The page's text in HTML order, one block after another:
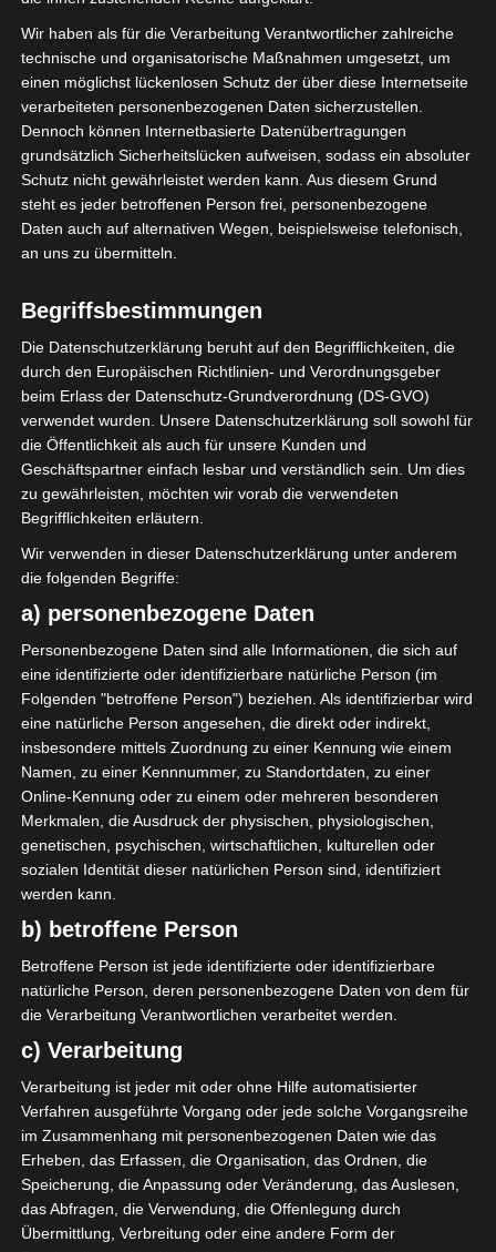
20 Sep. 2025-15:30
Meisterschaft Tunesien 2025/2026 - Ligue 2
- Ligue 2 - Gruppe A| Spieltag 1
Halbzeit: 0-0
Baâth sportif de
Bou Hajla (BSB) 1
Stade Africain de
Menzel Bourguiba
(SAMB) 0
ENDERGEBNIS
Stade Municipal Bouhajla
TORE
Tor
M. Nasri
81'
AUFSTELLUNGEN
Baâth sportif de Bou Hajla (BSB)
M M. Nasri 81'
Stade Africain de Menzel Bourguiba (SAMB)
Croissant sportif de M’saken (CSM) – Association
Megrine Sport (AMS)
Union sportive de Bousalem (USB) – Union Sportiv
e de Tataouine (UST)
Die nächsten Begegnungen
SPIELTAG 1
Wir haben als für die Verarbeitung Verantwortlicher zahlreiche
technische und organisatorische Maßnahmen umgesetzt, um
einen möglichst lückenlosen Schutz der über diese Internetseite
verarbeiteten personenbezogenen Daten sicherzustellen.
Dennoch können Internetbasierte Datenübertragungen
grundsätzlich Sicherheitslücken aufweisen, sodass ein absoluter
Schutz nicht gewährleistet werden kann. Aus diesem Grund
steht es jeder betroffenen Person frei, personenbezogene
Daten auch auf alternativen Wegen, beispielsweise telefonisch,
an uns zu übermitteln.
Begriffsbestimmungen
Die Datenschutzerklärung beruht auf den Begrifflichkeiten, die
durch den Europäischen Richtlinien- und Verordnungsgeber
beim Erlass der Datenschutz-Grundverordnung (DS-GVO)
verwendet wurden. Unsere Datenschutzerklärung soll sowohl für
die Öffentlichkeit als auch für unsere Kunden und
Geschäftspartner einfach lesbar und verständlich sein. Um dies
zu gewährleisten, möchten wir vorab die verwendeten
Begrifflichkeiten erläutern.
Wir verwenden in dieser Datenschutzerklärung unter anderem
die folgenden Begriffe:
a) personenbezogene Daten
Personenbezogene Daten sind alle Informationen, die sich auf
eine identifizierte oder identifizierbare natürliche Person (im
Folgenden "betroffene Person") beziehen. Als identifizierbar wird
eine natürliche Person angesehen, die direkt oder indirekt,
insbesondere mittels Zuordnung zu einer Kennung wie einem
Namen, zu einer Kennnummer, zu Standortdaten, zu einer
Online-Kennung oder zu einem oder mehreren besonderen
Merkmalen, die Ausdruck der physischen, physiologischen,
genetischen, psychischen, wirtschaftlichen, kulturellen oder
sozialen Identität dieser natürlichen Person sind, identifiziert
werden kann.
b) betroffene Person
Betroffene Person ist jede identifizierte oder identifizierbare
natürliche Person, deren personenbezogene Daten von dem für
die Verarbeitung Verantwortlichen verarbeitet werden.
c) Verarbeitung
Verarbeitung ist jeder mit oder ohne Hilfe automatisierter
Verfahren ausgeführte Vorgang oder jede solche Vorgangsreihe
im Zusammenhang mit personenbezogenen Daten wie das
Erheben, das Erfassen, die Organisation, das Ordnen, die
Speicherung, die Anpassung oder Veränderung, das Auslesen,
das Abfragen, die Verwendung, die Offenlegung durch
Übermittlung, Verbreitung oder eine andere Form der